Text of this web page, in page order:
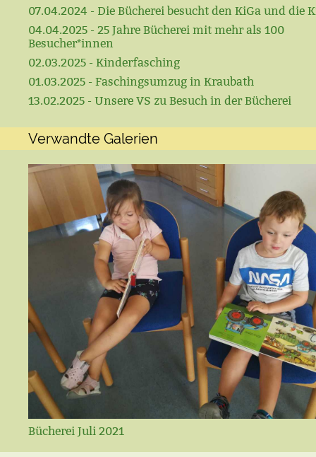
07.04.2024 - Die Bücherei besucht den KiGa und die
04.04.2025 - 25 Jahre Bücherei mit mehr als 100
Besucher*innen
02.03.2025 - Kinderfasching
01.03.2025 - Faschingsumzug in Kraubath
13.02.2025 - Unsere VS zu Besuch in der Bücherei
Verwandte Galerien
Bücherei Juli 2021